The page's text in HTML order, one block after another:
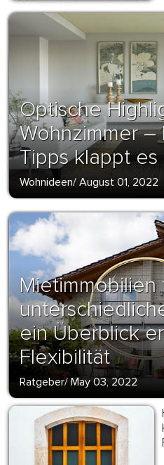
Optische
Wohnzimmer –
Tipps klappt es
Wohnideen/ August 01, 2022
Mietimmobilien
ein Überblick
Flexibilität
Ratgeber/ May 03, 2022